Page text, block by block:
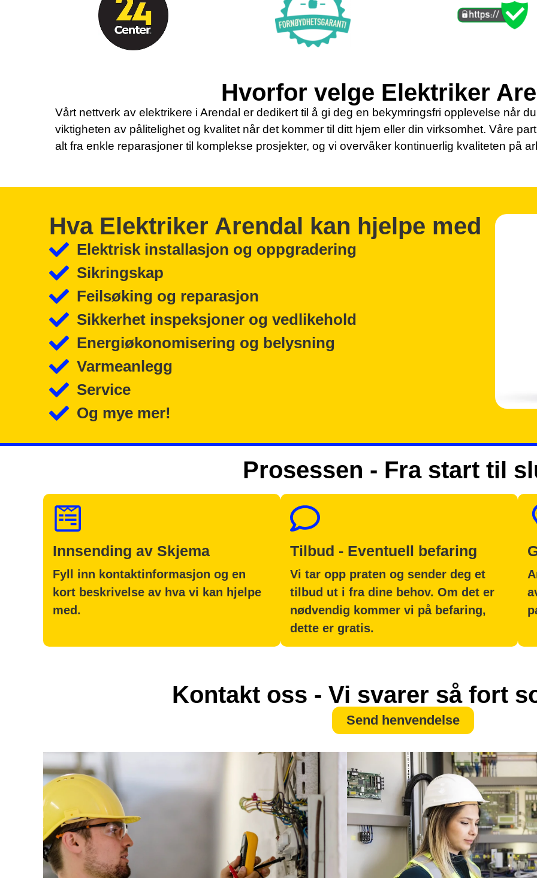
Hvorfor velge Elektriker
Vårt nettverk av elektrikere i Arendal er dedikert til å gi deg en bekymringsfri opplevelse når
viktigheten av pålitelighet og kvalitet når det kommer til ditt hjem eller din virksomhet. Våre
alt fra enkle reparasjoner til komplekse prosjekter, og vi overvåker kontinuerlig kvaliteten på
Hva Elektriker Arendal kan hjelpe med
Elektrisk installasjon og oppgradering
Sikringskap
Feilsøking og reparasjon
Sikkerhet inspeksjoner og vedlikehold
Energiøkonomisering og belysning
Varmeanlegg
Service
Og mye mer!
Prosessen - Fra start til
Innsending av Skjema
Fyll inn kontaktinformasjon og en
kort beskrivelse av hva vi kan hjelpe
med.
Tilbud - Eventuell befaring
Vi tar opp praten og sender deg et
tilbud ut i fra dine behov. Om det er
nødvendig kommer vi på befaring,
dette er gratis.
Kontakt oss - Vi svarer så fort
Send henvendelse